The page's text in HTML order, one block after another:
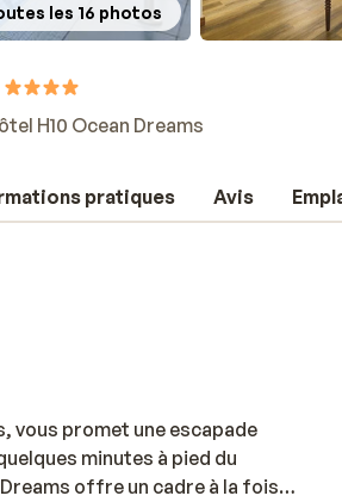
les 16 photos
H10 Ocean Dreams
pratiques Avis
vous promet une escapade
minutes à pied du
offre un cadre à la fois